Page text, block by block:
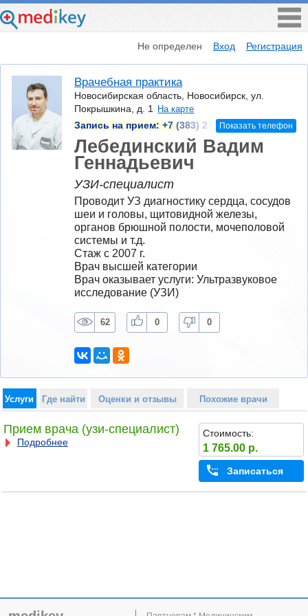
Не определен Вход Регистрация
Врачебная практика
Новосибирская область, Новосибирск, ул.
Покрышкина, д. 1
На карте
Запись на прием: +7 (383) 2 Показать телефон
Лебединский Вадим
Геннадьевич
УЗИ-специалист
Проводит УЗ диагностику сердца, сосудов
шеи и головы, щитовидной железы,
органов брюшной полости, мочеполовой
системы и т.д.
Стаж с 2007 г.
Врач высшей категории
Врач оказывает услуги: Ультразвуковое
исследование (УЗИ)
62 0 0
Услуги Где найти Оценки и отзывы Похожие врачи
Прием врача (узи-специалист)
Подробнее
Стоимость:
1 765.00 р.
Записаться